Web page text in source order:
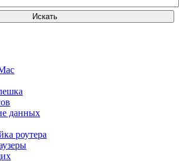
Искать
данных
роутера